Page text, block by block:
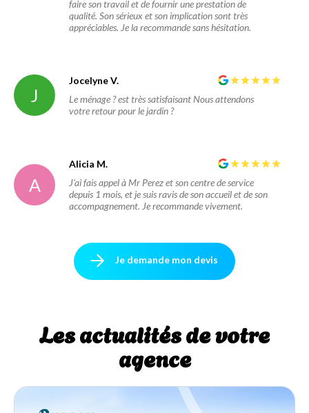
faire son travail et de fournir une prestation de
qualité. Son sérieux et son implication sont très
appréciables. Je la recommande sans hésitation.
J
Jocelyne V.
Le ménage ? est très satisfaisant Nous attendons
votre retour pour le jardin ?
A
Alicia M.
J'ai fais appel à Mr Perez et son centre de service
depuis 1 mois, et je suis ravis de son accueil et de son
accompagnement. Je recommande vivement.
Je demande mon devis
Les actualités de votre
agence